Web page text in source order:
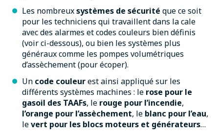
Les nombreuxsystèmes de sécurité que ce soit
pour les techniciens qui travaillent dans la cale
avec des alarmes et codes couleurs bien définis
(voir ci-dessous), ou bien les systèmes plus
généraux comme les pompes volumétriques
d’assèchement (pour écoper).
Un code couleurest ainsi appliqué sur les
différents systèmes machines : le rose pour le
gasoil des TAAFs, le rouge pour l’incendie,
l’orange pour l’assèchement, le blanc pour l’eau,
levert pour les blocs moteurs et générateurs…